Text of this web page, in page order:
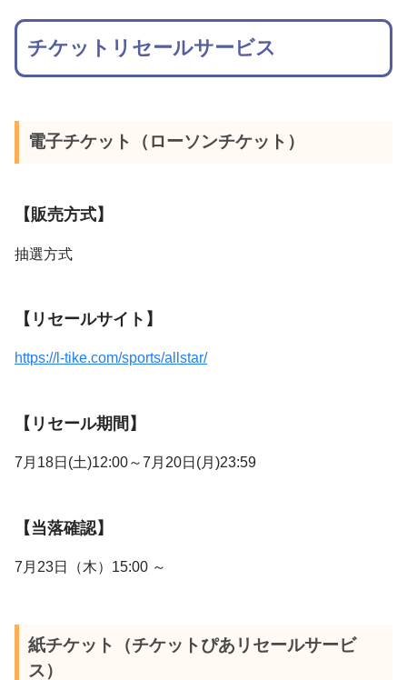
チケットリセールサービス
電子チケット（ローソンチケット）
【販売方式】
抽選方式
【リセールサイト】
https://l-tike.com/sports/allstar/
【リセール期間】
7月18日(土)12:00～7月20日(月)23:59
【当落確認】
7月23日（木）15:00 ～
紙チケット（チケットぴあリセールサービ
ス）